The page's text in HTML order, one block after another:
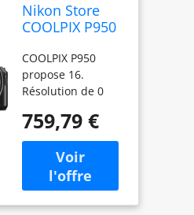
Nikon Store
COOLPIX P950
numérique
Noir
COOLPIX P950
propose 16.
Résolution de 0
COOLPIX P950
dispose d'un zoom
optique 83x/zoom
fin dynamique
166x Modes
oiseaux et lune
759,79 €